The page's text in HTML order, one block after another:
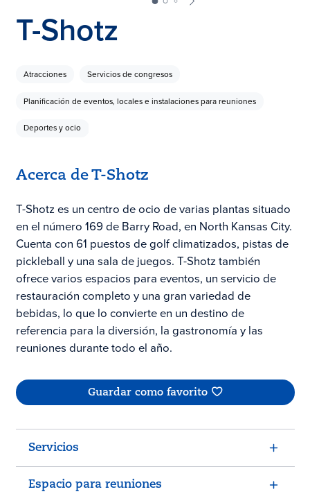
T-Shotz
Atracciones Servicios de congresos
Planificación de eventos, locales e instalaciones para reuniones
Deportes y ocio
Acerca de T-Shotz
T-Shotz es un centro de ocio de varias plantas situado
en el número 169 de Barry Road, en North Kansas City.
Cuenta con 61 puestos de golf climatizados, pistas de
pickleball y una sala de juegos. T-Shotz también
ofrece varios espacios para eventos, un servicio de
restauración completo y una gran variedad de
bebidas, lo que lo convierte en un destino de
referencia para la diversión, la gastronomía y las
reuniones durante todo el año.
Guardar como favorito
Servicios
Espacio para reuniones